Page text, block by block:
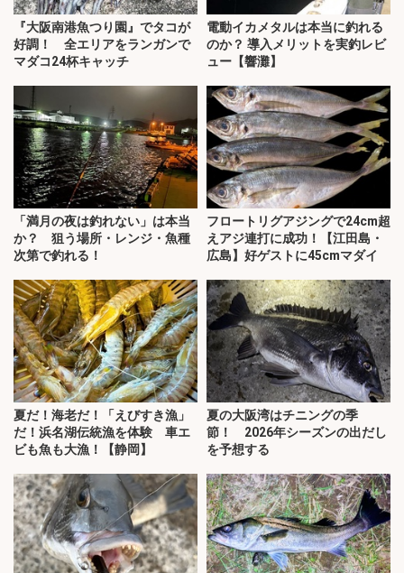
『大阪南港魚つり園』でタコが
好調！ 全エリアをランガンで
マダコ24杯キャッチ
電動イカメタルは本当に釣れる
のか？ 導入メリットを実釣レビ
ュー【響灘】
「満月の夜は釣れない」は本当
か？ 狙う場所・レンジ・魚種
次第で釣れる！
フロートリグアジングで24cm超
えアジ連打に成功！【江田島・
広島】好ゲストに45cmマダイ
夏だ！海老だ！「えびすき漁」
だ！浜名湖伝統漁を体験 車エ
ビも魚も大漁！【静岡】
夏の大阪湾はチニングの季
節！ 2026年シーズンの出だし
を予想する